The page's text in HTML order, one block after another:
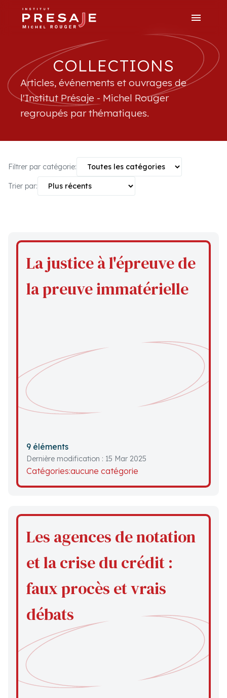
menu
search close
Recherche avancéeCOLLECTIONS
Articles, événements et ouvrages de
l'Institut Présaje - Michel Rouger
regroupés par thématiques.
Filtrer par catégorie:
Trier par:
La justice à l'épreuve de
la preuve immatérielle
9 éléments
Dernière modification : 15 Mar 2025
Catégories:aucune catégorie
Les agences de notation
et la crise du crédit :
faux procès et vrais
débats